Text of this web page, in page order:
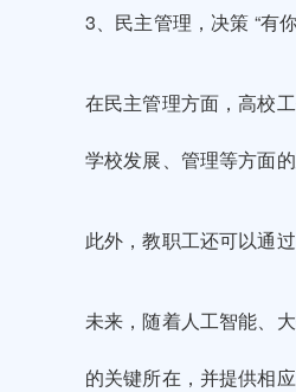
3、民主管理，决策 “有
在民主管理方面，高校
学校发展、管理等方面的
此外，教职工还可以通
未来，随着人工智能、
的关键所在，并提供相